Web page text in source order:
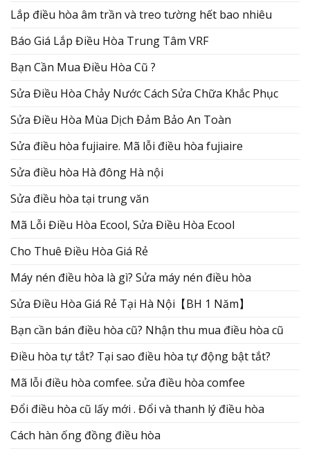
Lắp điều hòa âm trần và treo tường hết bao nhiêu
Báo Giá Lắp Điều Hòa Trung Tâm VRF
Bạn Cần Mua Điều Hòa Cũ ?
Sửa Điều Hòa Chảy Nước Cách Sửa Chữa Khắc Phục
Sửa Điều Hòa Mùa Dịch Đảm Bảo An Toàn
Sửa điều hòa fujiaire. Mã lỗi điều hòa fujiaire
Sửa điều hòa Hà đông Hà nội
Sửa điều hòa tại trung văn
Mã Lỗi Điều Hòa Ecool, Sửa Điều Hòa Ecool
Cho Thuê Điều Hòa Giá Rẻ
Máy nén điều hòa là gì? Sửa máy nén điều hòa
Sửa Điều Hòa Giá Rẻ Tại Hà Nội【BH 1 Năm】
Bạn cần bán điều hòa cũ? Nhận thu mua điều hòa cũ
Điều hòa tự tắt? Tại sao điều hòa tự động bật tắt?
Mã lỗi điều hòa comfee. sửa điều hòa comfee
Đổi điều hòa cũ lấy mới . Đổi và thanh lý điều hòa
Cách hàn ống đồng điều hòa